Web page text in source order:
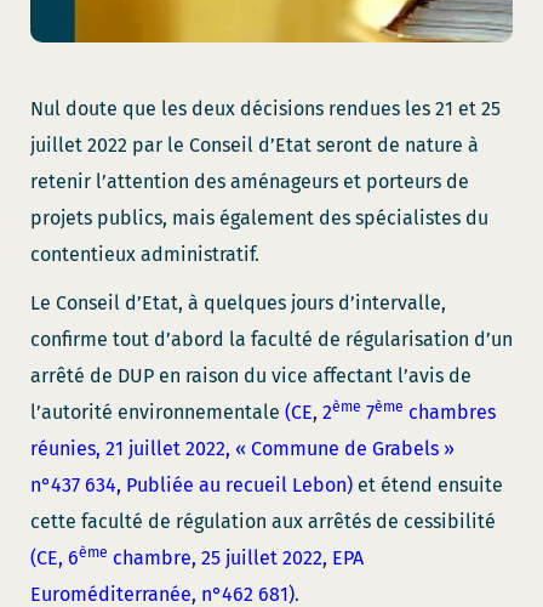
Nul doute que les deux décisions rendues les 21 et 25
juillet 2022 par le Conseil d’Etat seront de nature à
retenir l’attention des aménageurs et porteurs de
projets publics, mais également des spécialistes du
contentieux administratif.
Le Conseil d’Etat, à quelques jours d’intervalle,
confirme tout d’abord la faculté de régularisation d’un
arrêté de DUP en raison du vice affectant l’avis de
l’autorité environnementale (CE, 2ème 7ème chambres
réunies, 21 juillet 2022, « Commune de Grabels »
n°437 634, Publiée au recueil Lebon) et étend ensuite
cette faculté de régulation aux arrêtés de cessibilité
(CE, 6ème chambre, 25 juillet 2022, EPA
Euroméditerranée, n°462 681).